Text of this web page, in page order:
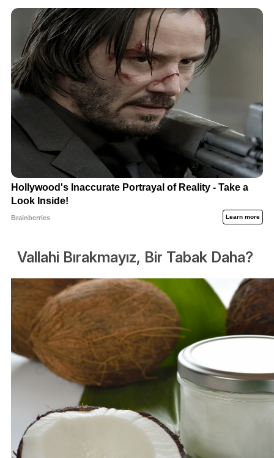
Vallahi Bırakmayız, Bir Tabak Daha?